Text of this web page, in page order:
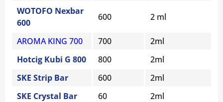
WOTOFO Nexbar
600
600 2 ml
AROMA KING 700 700
2ml
Hotcig Kubi G 800
800
2ml
SKE Strip Bar
600
2ml
SKE Crystal Bar
60 2ml